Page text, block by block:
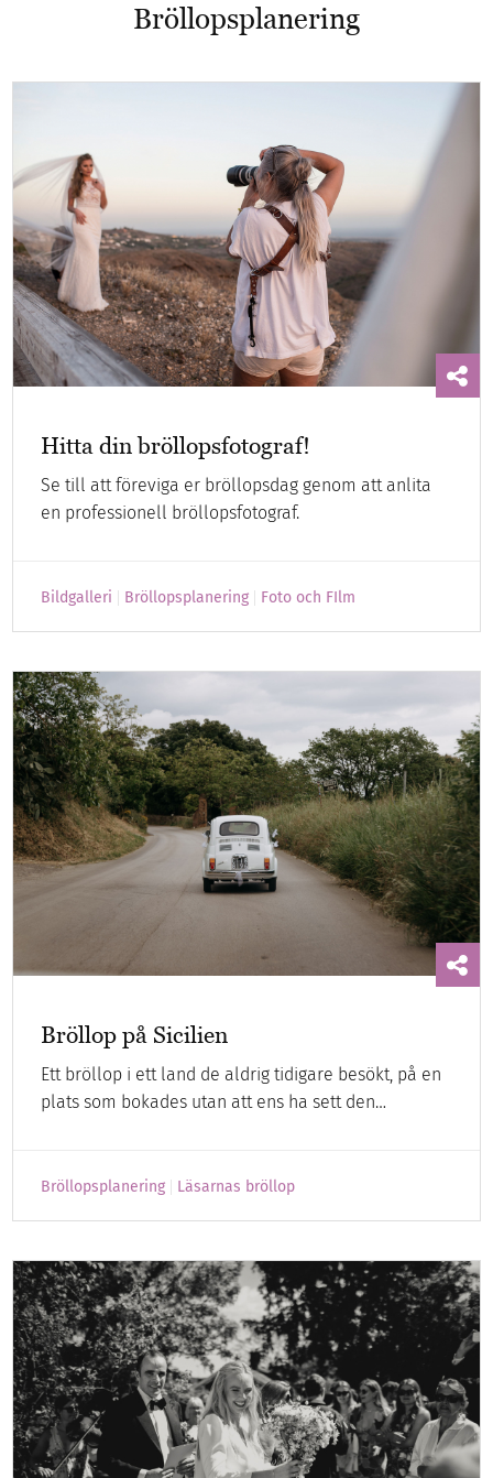
Bröllopsplanering
Hitta din bröllopsfotograf!
Se till att föreviga er bröllopsdag genom att anlita
en professionell bröllopsfotograf.
Bildgalleri Bröllopsplanering Foto och FIlm
Bröllop på Sicilien
Ett bröllop i ett land de aldrig tidigare besökt, på en
plats som bokades utan att ens ha sett den…
Bröllopsplanering Läsarnas bröllop